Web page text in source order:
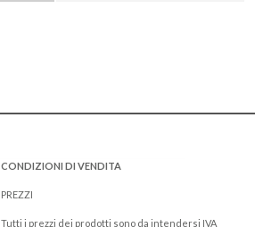
CONDIZIONI DI VENDITA
PREZZI
Tutti i prezzi dei prodotti sono da intendersi IVA